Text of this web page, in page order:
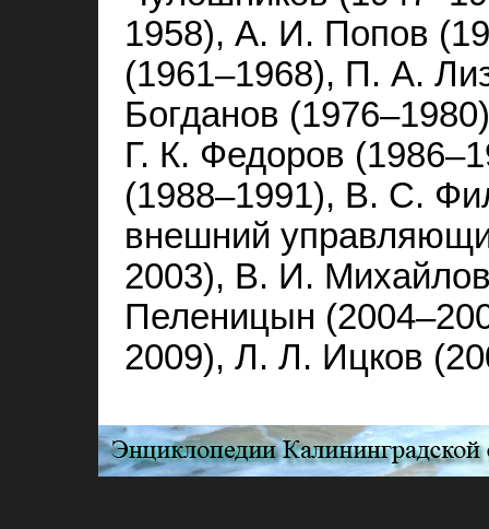
1958), А. И. Попов
(1961–1968), П. А.
Богданов
Г. К. Федоров
(1988–1991), В. С.
внешний
2003), В. И.
Пеленицын
2009), Л. Л. Ицков